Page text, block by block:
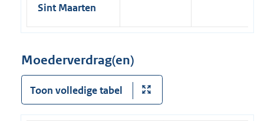
Sint Maarten
Moederverdrag(en)
Toon volledige tabel